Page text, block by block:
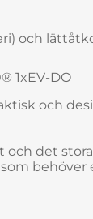
och
1xEV-DO
och
och det
behöver